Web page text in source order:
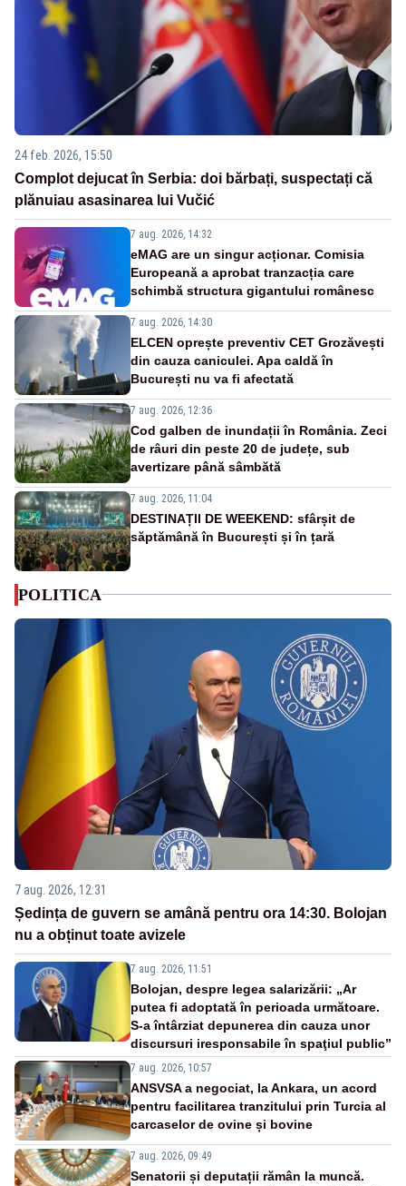
24 feb. 2026, 15:50
Complot dejucat în Serbia: doi bărbați, suspectați că
plănuiau asasinarea lui Vučić
7 aug. 2026, 14:32
eMAG are un singur acționar. Comisia
Europeană a aprobat tranzacția care
schimbă structura gigantului românesc
7 aug. 2026, 14:30
ELCEN oprește preventiv CET Grozăvești
din cauza caniculei. Apa caldă în
București nu va fi afectată
7 aug. 2026, 12:36
Cod galben de inundații în România. Zeci
de râuri din peste 20 de județe, sub
avertizare până sâmbătă
7 aug. 2026, 11:04
DESTINAȚII DE WEEKEND: sfârșit de
săptămână în București și în țară
POLITICA
7 aug. 2026, 12:31
Ședința de guvern se amână pentru ora 14:30. Bolojan
nu a obținut toate avizele
7 aug. 2026, 11:51
Bolojan, despre legea salarizării: „Ar
putea fi adoptată în perioada următoare.
S-a întârziat depunerea din cauza unor
discursuri iresponsabile în spaţiul public”
7 aug. 2026, 10:57
ANSVSA a negociat, la Ankara, un acord
pentru facilitarea tranzitului prin Turcia al
carcaselor de ovine și bovine
7 aug. 2026, 09:49
Senatorii și deputații rămân la muncă.